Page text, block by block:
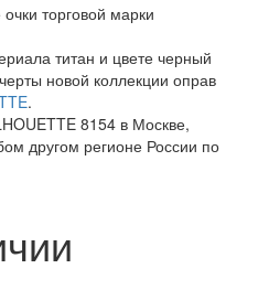
торговой марки
титан и цвете черный
новой коллекции оправ
.
8154 в Москве,
другом регионе России по